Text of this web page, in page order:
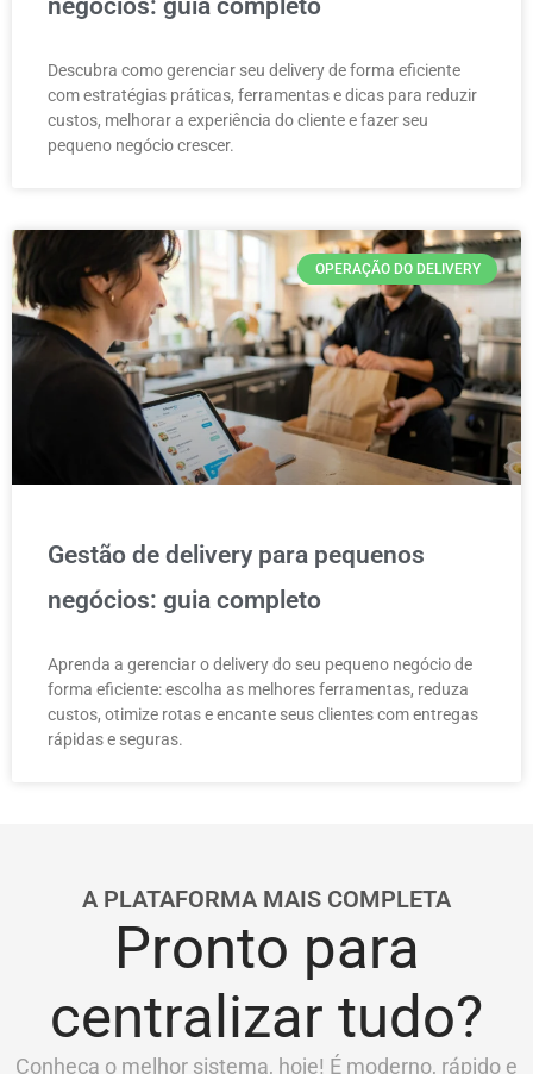
Descubra como gerenciar seu delivery de forma eficiente
com estratégias práticas, ferramentas e dicas para reduzir
custos, melhorar a experiência do cliente e fazer seu
pequeno negócio crescer.
OPERAÇÃO DO DELIVERY
Gestão de delivery para pequenos
negócios: guia completo
Aprenda a gerenciar o delivery do seu pequeno negócio de
forma eficiente: escolha as melhores ferramentas, reduza
custos, otimize rotas e encante seus clientes com entregas
rápidas e seguras.
A PLATAFORMA MAIS COMPLETA
Pronto para
centralizar tudo?
Conheça o melhor sistema, hoje! É moderno, rápido e